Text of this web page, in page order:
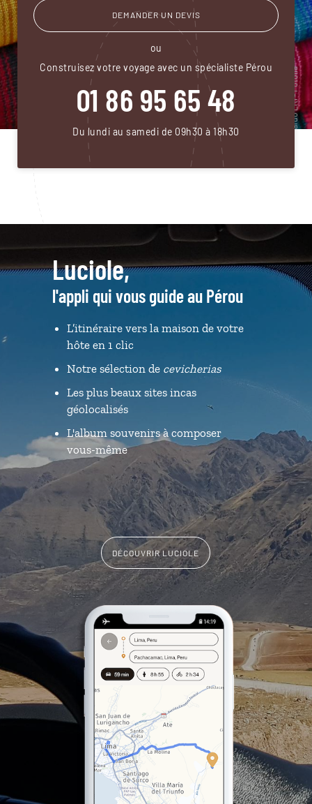
DEMANDER UN DEVIS
ou
Construisez votre voyage avec un spécialiste Pérou
01 86 95 65 48
Du lundi au samedi de 09h30 à 18h30
Luciole,
l'appli qui vous guide au Pérou
L’itinéraire vers la maison de votre
hôte en 1 clic
Notre sélection de cevicherias
Les plus beaux sites incas
géolocalisés
L'album souvenirs à composer
vous-même
DÉCOUVRIR LUCIOLE